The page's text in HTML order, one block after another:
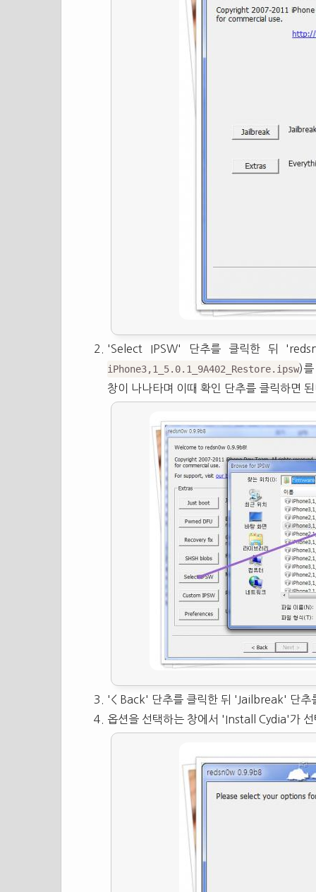
'Select IPSW' 단추를 클릭한 뒤
iPhone3,1_5.0.1_9A402_Restore.ipsw)를
창이 나나타며 이때 확인 단추를 클릭하면
'< Back' 단추를 클릭한 뒤 'Jailbreak' 단추
옵션을 선택하는 창에서 'Install Cydia'가